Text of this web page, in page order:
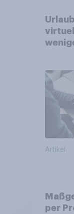
Artikel
per